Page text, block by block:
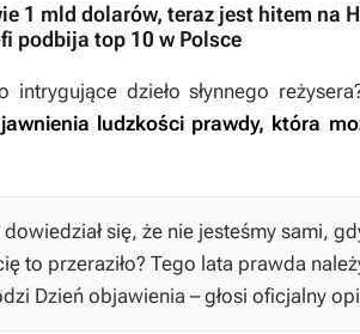
1 mld dolarów, teraz jest hitem na
podbija top 10 w Polsce
dzieło słynnego
ludzkości prawdy, która
dowiedział się, że nie jesteśmy sami,
to przeraziło? Tego lata prawda
Dzień objawienia – głosi oficjalny